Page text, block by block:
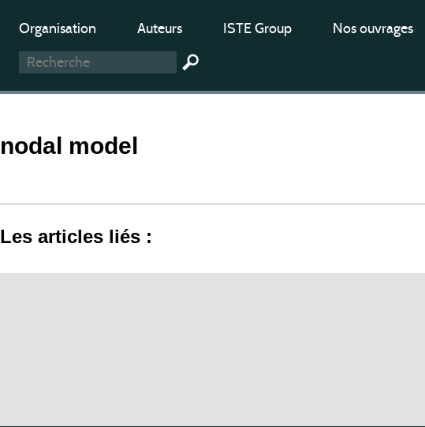
Organisation Auteurs ISTE Group Nos ouvrages
nodal model
Les articles liés :